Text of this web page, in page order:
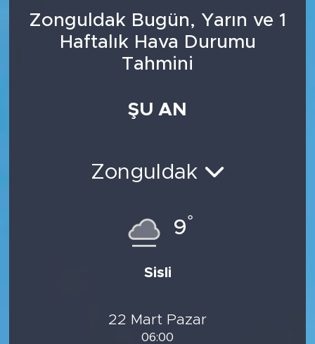
Zonguldak Bugün, Yarın ve 1
Haftalık Hava Durumu
Tahmini
ŞU AN
Zonguldak
9°
Sisli
22 Mart Pazar
06:00
Siyaset
Süper Lig Puan Durumu ve Fikstür
Tüm Manşetler